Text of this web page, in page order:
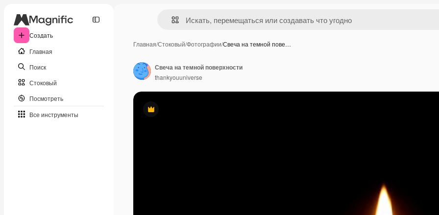
Создать
Главная
Поиск
Стоковый
Посмотреть
Все инструменты
Главная/Стоковый/Фотографии/Свеча на темной пове…
Премиум
Свеча на темной поверхности
thankyouuniverse